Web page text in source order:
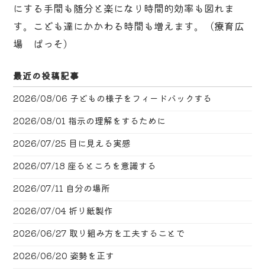
にする手間も随分と楽になり時間的効率も図れま
す。こども達にかかわる時間も増えます。（療育広
場 ぱっそ）
最近の投稿記事
2026/08/06 子どもの様子をフィードバックする
2026/08/01 指示の理解をするために
2026/07/25 目に見える実感
2026/07/18 座るところを意識する
2026/07/11 自分の場所
2026/07/04 折り紙製作
2026/06/27 取り組み方を工夫することで
2026/06/20 姿勢を正す